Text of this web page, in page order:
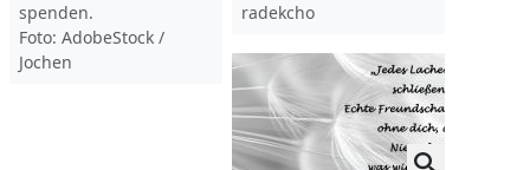
spenden.
Foto: AdobeStock /
Jochen
radekcho